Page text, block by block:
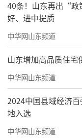
40条！山东再出“政
好、进中提质
中华网山东频道
山东增加高品质住宅
中华网山东频道
2024中国县域经济
地入选
中华网山东频道